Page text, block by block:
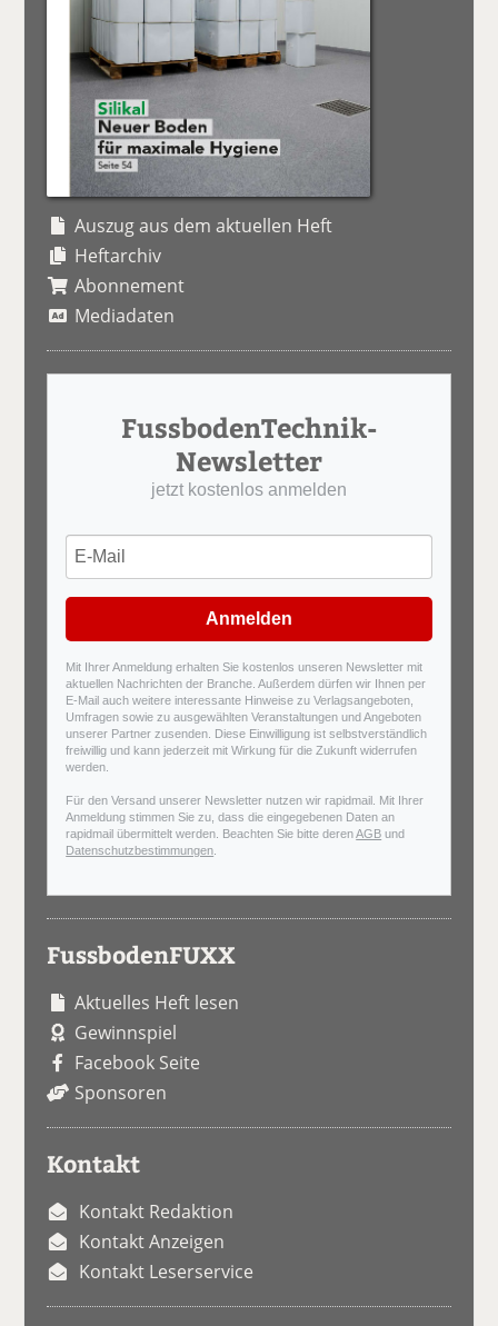
Auszug aus dem aktuellen Heft
Heftarchiv
Abonnement
Mediadaten
FussbodenTechnik-
Newsletter
jetzt kostenlos anmelden
Anmelden
Mit Ihrer Anmeldung erhalten Sie kostenlos unseren Newsletter mit
aktuellen Nachrichten der Branche. Außerdem dürfen wir Ihnen per
E-Mail auch weitere interessante Hinweise zu Verlagsangeboten,
Umfragen sowie zu ausgewählten Veranstaltungen und Angeboten
unserer Partner zusenden. Diese Einwilligung ist selbstverständlich
freiwillig und kann jederzeit mit Wirkung für die Zukunft widerrufen
werden.
Für den Versand unserer Newsletter nutzen wir rapidmail. Mit Ihrer
Anmeldung stimmen Sie zu, dass die eingegebenen Daten an
rapidmail übermittelt werden. Beachten Sie bitte derenAGB und
Datenschutzbestimmungen
FussbodenFUXX
Aktuelles Heft lesen
Gewinnspiel
Facebook Seite
Sponsoren
Kontakt
Kontakt Redaktion
Kontakt Anzeigen
Kontakt Leserservice